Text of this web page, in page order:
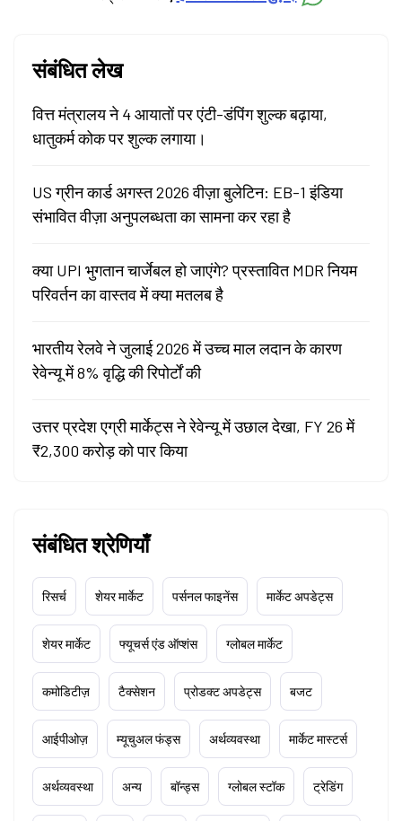
संबंधित लेख
वित्त मंत्रालय ने 4 आयातों पर एंटी-डंपिंग शुल्क बढ़ाया,
धातुकर्म कोक पर शुल्क लगाया।
US ग्रीन कार्ड अगस्त 2026 वीज़ा बुलेटिन: EB-1 इंडिया
संभावित वीज़ा अनुपलब्धता का सामना कर रहा है
क्या UPI भुगतान चार्जेबल हो जाएंगे? प्रस्तावित MDR नियम
परिवर्तन का वास्तव में क्या मतलब है
भारतीय रेलवे ने जुलाई 2026 में उच्च माल लदान के कारण
रेवेन्यू में 8% वृद्धि की रिपोर्टों की
उत्तर प्रदेश एग्री मार्केट्स ने रेवेन्यू में उछाल देखा, FY 26 में
₹2,300 करोड़ को पार किया
संबंधित श्रेणियाँ
रिसर्च शेयर मार्केट पर्सनल फाइनेंस मार्केट अपडेट्स
शेयर मार्केट फ्यूचर्स एंड ऑप्शंस ग्लोबल मार्केट
कमोडिटीज़ टैक्सेशन प्रोडक्ट अपडेट्स बजट
आईपीओज़ म्यूचुअल फंड्स अर्थव्यवस्था मार्केट मास्टर्स
अर्थव्यवस्था अन्य बॉन्ड्स ग्लोबल स्टॉक ट्रेडिंग